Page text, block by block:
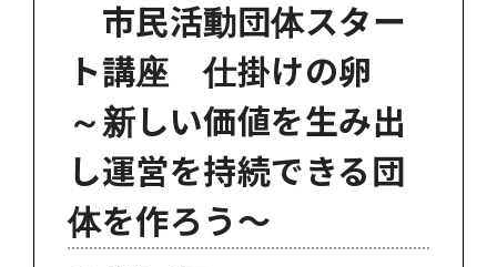
市民活動団体スター
ト講座 仕掛けの卵
～新しい価値を生み出
し運営を持続できる団
体を作ろう～